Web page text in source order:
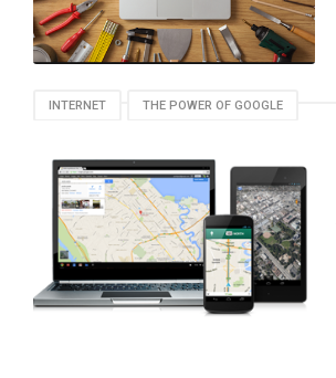
INTERNET THE POWER OF GOOGLE